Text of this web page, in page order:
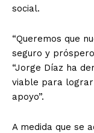
social.
“Queremos que
seguro y
“Jorge Díaz ha
viable para
apoyo”.
A medida que se